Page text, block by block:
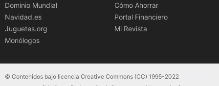
Dominio Mundial
Navidad.es
Juguetes.org
Monólogos
Cómo Ahorrar
Portal Financiero
Mi Revista
© Contenidos bajo licencia Creative Commons (CC) 1995-2022